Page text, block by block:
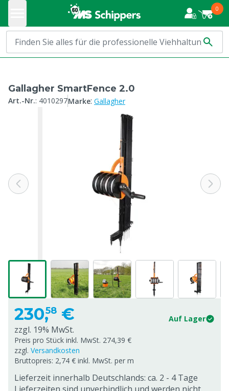
0
Gallagher SmartFence 2.0
Art.-Nr.: 4010297Marke: Gallagher
230,58 € Auf Lager
zzgl. 19% MwSt.
Preis pro Stück inkl. MwSt. 274,39 €
zzgl. Versandkosten
Bruttopreis: 2,74 € inkl. MwSt. per m
Lieferzeit innerhalb Deutschlands: ca. 2 - 4 Tage